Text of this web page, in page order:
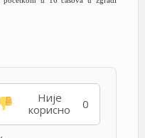
Није
корисно
0